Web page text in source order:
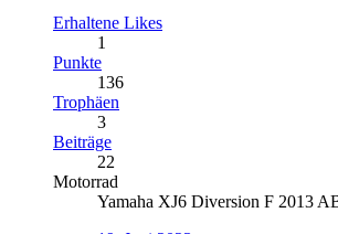
Erhaltene Likes
1
Punkte
136
Trophäen
3
Beiträge
22
Motorrad
Yamaha XJ6 Diversion F 2013